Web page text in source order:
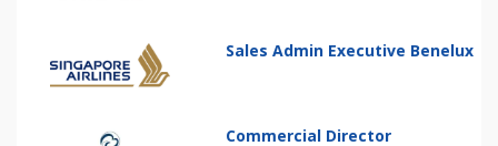
Sales Admin Executive Benelux
Commercial Director